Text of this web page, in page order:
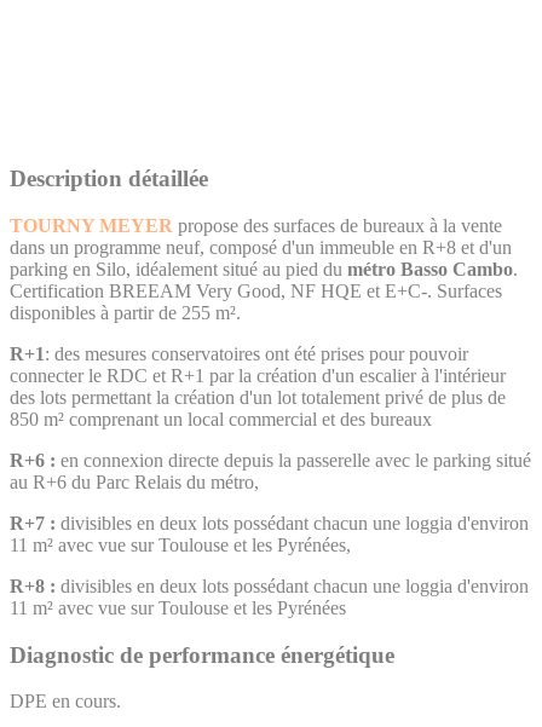
Description détaillée
TOURNY MEYER propose des surfaces de bureaux à la vente
dans un programme neuf, composé d'un immeuble en R+8 et d'un
parking en Silo, idéalement situé au pied du métro Basso Cambo.
Certification BREEAM Very Good, NF HQE et E+C-. Surfaces
disponibles à partir de 255 m².
R+1: des mesures conservatoires ont été prises pour pouvoir
connecter le RDC et R+1 par la création d'un escalier à l'intérieur
des lots permettant la création d'un lot totalement privé de plus de
850 m² comprenant un local commercial et des bureaux
R+6 : en connexion directe depuis la passerelle avec le parking situé
au R+6 du Parc Relais du métro,
R+7 : divisibles en deux lots possédant chacun une loggia d'environ
11 m² avec vue sur Toulouse et les Pyrénées,
R+8 : divisibles en deux lots possédant chacun une loggia d'environ
11 m² avec vue sur Toulouse et les Pyrénées
Diagnostic de performance énergétique
DPE en cours.